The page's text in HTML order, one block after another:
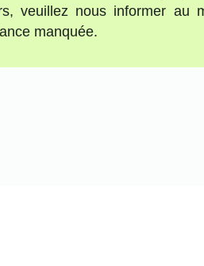
veuillez nous informer au
manquée.